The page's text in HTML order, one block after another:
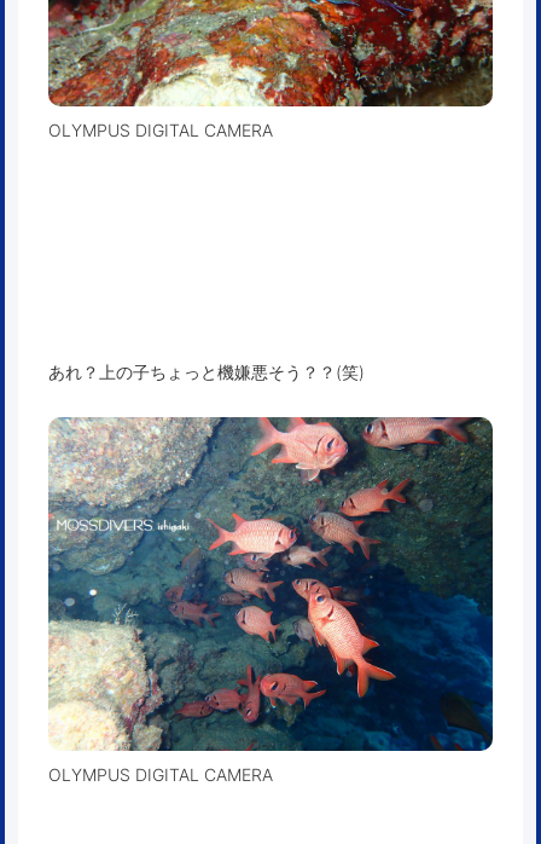
OLYMPUS DIGITAL CAMERA
あれ？上の子ちょっと機嫌悪そう？？(笑)
OLYMPUS DIGITAL CAMERA